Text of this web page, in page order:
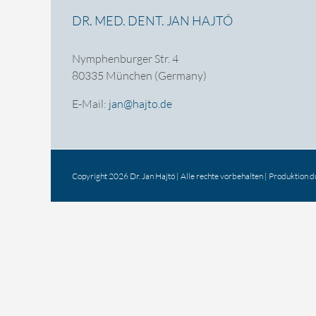
DR. MED. DENT. JAN HAJTÓ
Nymphenburger Str. 4
80335 München (Germany)
E-Mail: jan@hajto.de
Copyright 2026 Dr. Jan Hajtó | Alle rechte vorbehalten | Produktion